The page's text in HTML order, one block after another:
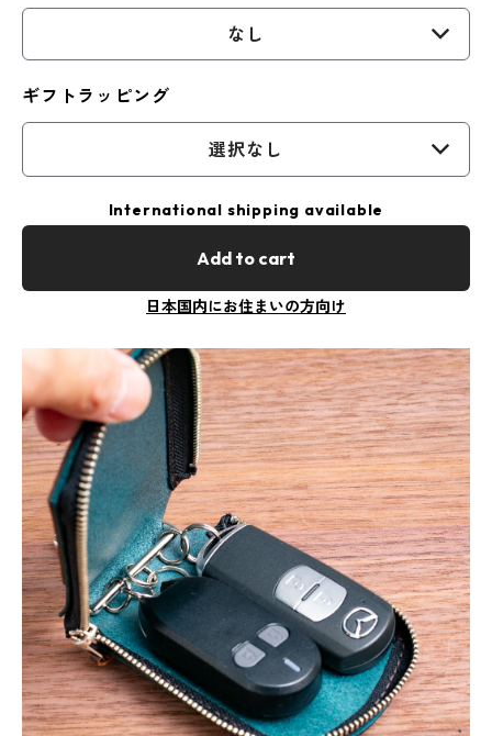
なし
ギフトラッピング
選択なし
International shipping available
Add to cart
日本国内にお住まいの方向け